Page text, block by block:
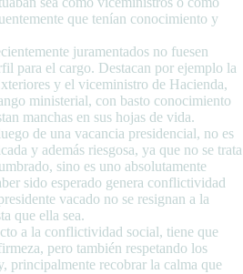
que tenían conocimiento y
juramentados no fuesen
para el cargo. Destacan por ejemplo la
y el viceministro de Hacienda,
ministerial, con basto conocimiento
manchas en sus hojas de vida.
de una vacancia presidencial, no es
y además riesgosa, ya que no se trata
sino es uno absolutamente
sido esperado genera conflictividad
vacado no se resignan a la
que ella sea.
a la conflictividad social, tiene que
pero también respetando los
principalmente recobrar la calma que